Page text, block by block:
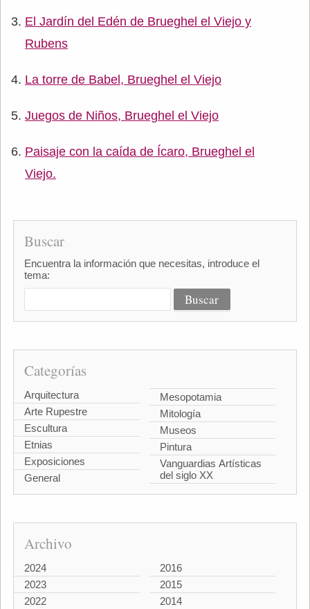
El Jardín del Edén de Brueghel el Viejo y
Rubens
La torre de Babel, Brueghel el Viejo
Juegos de Niños, Brueghel el Viejo
Paisaje con la caída de Ícaro, Brueghel el
Viejo.
Buscar
Encuentra la información que necesitas, introduce el
tema:
Categorías
Arquitectura
Arte Rupestre
Escultura
Etnias
Exposiciones
General
Mesopotamia
Mitología
Museos
Pintura
Vanguardias Artísticas
del siglo XX
Archivo
2024
2023
2022
2016
2015
2014